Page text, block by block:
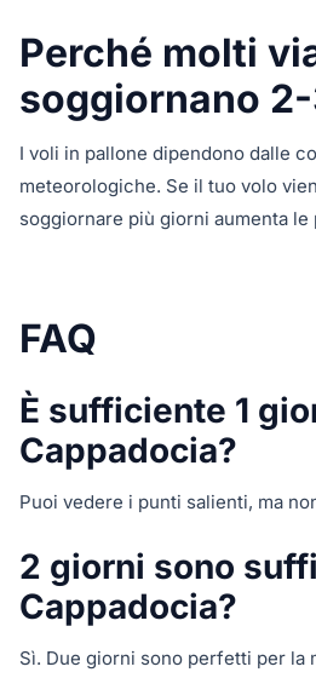
Perché molti
soggiornano
I voli in pallone dipendono dalle
meteorologiche. Se il tuo volo
soggiornare più giorni aumenta
FAQ
È sufficiente 1
Cappadocia?
Puoi vedere i punti salienti, ma
2 giorni sono
Cappadocia?
Sì. Due giorni sono perfetti per la